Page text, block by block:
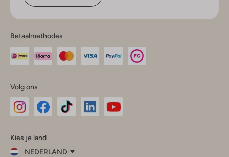
Betaalmethodes
Volg ons
InstagramFacebook
Kies je land
NEDERLAND